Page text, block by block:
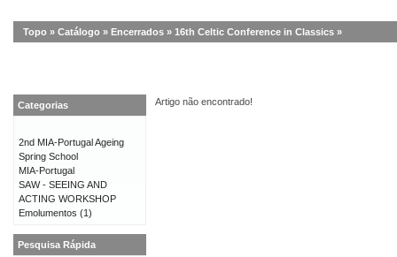
Topo » Catálogo » Encerrados » 16th Celtic Conference in Classics »
Artigo não encontrado!
Categorias
2nd MIA-Portugal Ageing
Spring School
MIA-Portugal
SAW - SEEING AND
ACTING WORKSHOP
Emolumentos (1)
Pesquisa Rápida